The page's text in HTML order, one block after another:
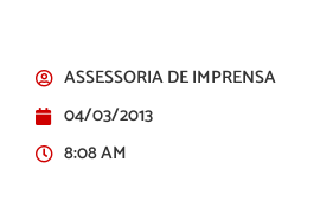
ASSESSORIA DE IMPRENSA
04/03/2013
8:08 AM